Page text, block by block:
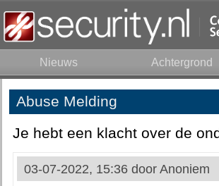
Nieuws Achtergrond
Abuse Melding
Je hebt een klacht over de
03-07-2022, 15:36 door Anoniem